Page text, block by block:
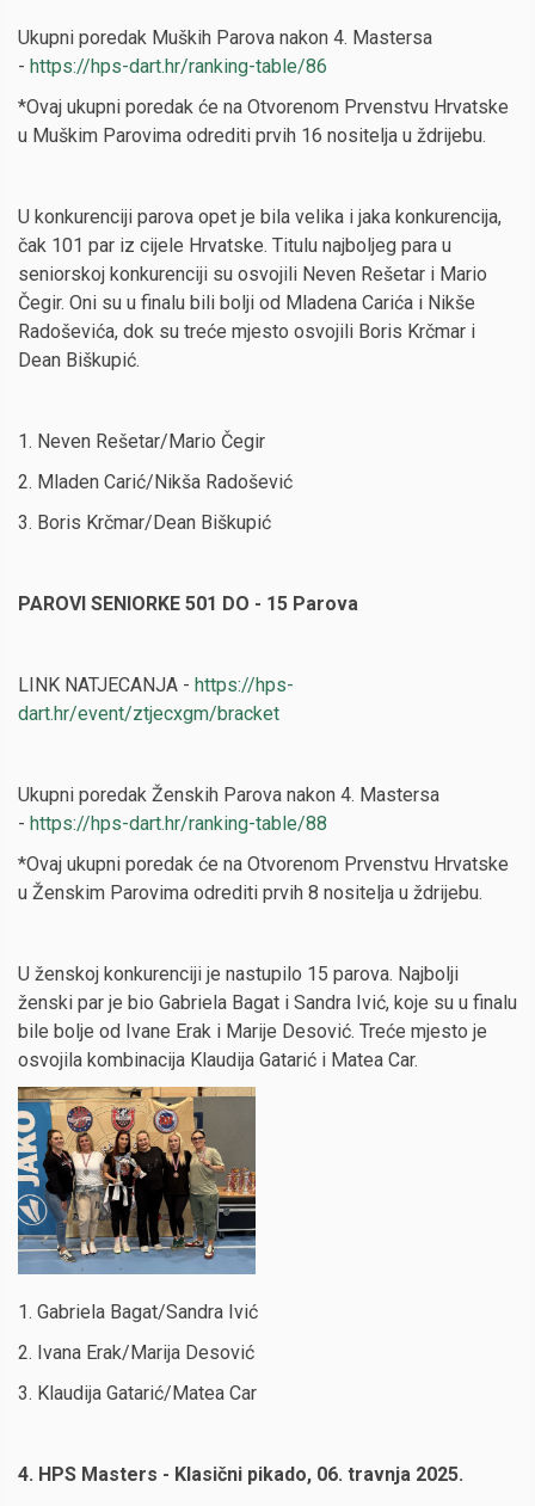
Ukupni poredak Muških Parova nakon 4. Mastersa
- https://hps-dart.hr/ranking-table/86
*Ovaj ukupni poredak će na Otvorenom Prvenstvu Hrvatske
u Muškim Parovima odrediti prvih 16 nositelja u ždrijebu.
U konkurenciji parova opet je bila velika i jaka konkurencija,
čak 101 par iz cijele Hrvatske. Titulu najboljeg para u
seniorskoj konkurenciji su osvojili Neven Rešetar i Mario
Čegir. Oni su u finalu bili bolji od Mladena Carića i Nikše
Radoševića, dok su treće mjesto osvojili Boris Krčmar i
Dean Biškupić.
1. Neven Rešetar/Mario Čegir
2. Mladen Carić/Nikša Radošević
3. Boris Krčmar/Dean Biškupić
PAROVI SENIORKE 501 DO - 15 Parova
LINK NATJECANJA - https://hps-
dart.hr/event/ztjecxgm/bracket
Ukupni poredak Ženskih Parova nakon 4. Mastersa
- https://hps-dart.hr/ranking-table/88
*Ovaj ukupni poredak će na Otvorenom Prvenstvu Hrvatske
u Ženskim Parovima odrediti prvih 8 nositelja u ždrijebu.
U ženskoj konkurenciji je nastupilo 15 parova. Najbolji
ženski par je bio Gabriela Bagat i Sandra Ivić, koje su u finalu
bile bolje od Ivane Erak i Marije Desović. Treće mjesto je
osvojila kombinacija Klaudija Gatarić i Matea Car.
1. Gabriela Bagat/Sandra Ivić
2. Ivana Erak/Marija Desović
3. Klaudija Gatarić/Matea Car
4. HPS Masters - Klasični pikado, 06. travnja 2025.